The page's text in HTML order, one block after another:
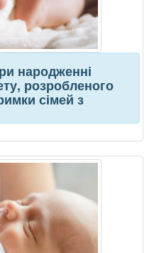
народженні
розробленого
сімей з